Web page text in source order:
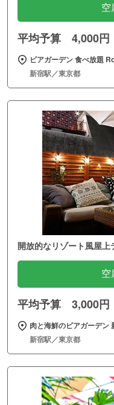
空
平均予算 4,000円
ビアガーデン 食べ放題
新宿駅／東京都
開放的なリゾート風屋
空
平均予算 3,000円
肉と海鮮のビアガーデン
新宿駅／東京都